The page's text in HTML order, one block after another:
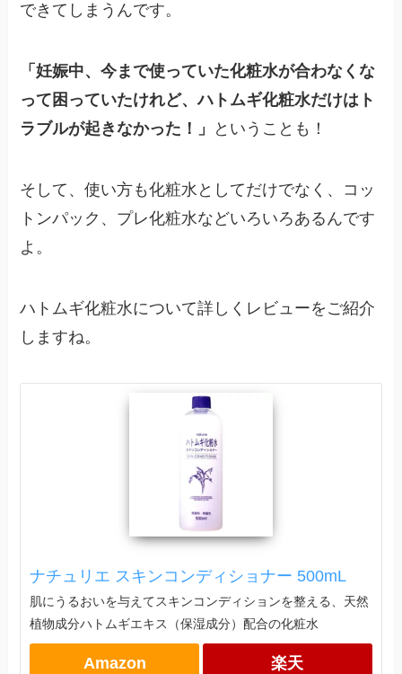
できてしまうんです。
「妊娠中、今まで使っていた化粧水が合わなくな
って困っていたけれど、ハトムギ化粧水だけはト
ラブルが起きなかった！」
ということも！
そして、使い方も化粧水としてだけでなく、コッ
トンパック、プレ化粧水などいろいろあるんです
よ。
ハトムギ化粧水について詳しくレビューをご紹介
しますね。
ナチュリエ スキンコンディショナー 500mL
肌にうるおいを与えてスキンコンディションを整える、天然
植物成分ハトムギエキス（保湿成分）配合の化粧水
Amazon 楽天